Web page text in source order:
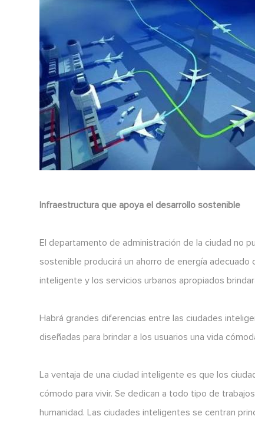
Infraestructura que apoya el desarrollo sostenible
El departamento de administración de la ciudad no
sostenible producirá un ahorro de energía
inteligente y los servicios urbanos apropiados
Habrá grandes diferencias entre las ciudades
diseñadas para brindar a los usuarios una vida
La ventaja de una ciudad inteligente es que los
cómodo para vivir. Se dedican a todo tipo de
humanidad. Las ciudades inteligentes se centran